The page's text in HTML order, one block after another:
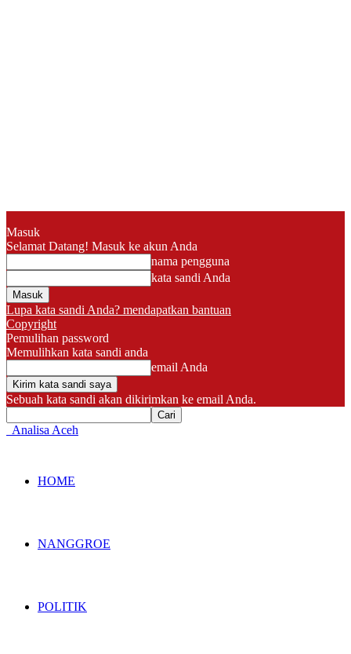
Masuk
Selamat Datang! Masuk ke akun Anda
nama pengguna
kata sandi Anda
Lupa kata sandi Anda? mendapatkan bantuan
Copyright
Pemulihan password
Memulihkan kata sandi anda
email Anda
Sebuah kata sandi akan dikirimkan ke email Anda.
Analisa Aceh
HOME
NANGGROE
POLITIK